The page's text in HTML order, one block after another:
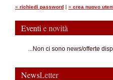
» richiedi password | » crea nuovo
Eventi e novità
...Non ci sono news/offerte
NewsLetter